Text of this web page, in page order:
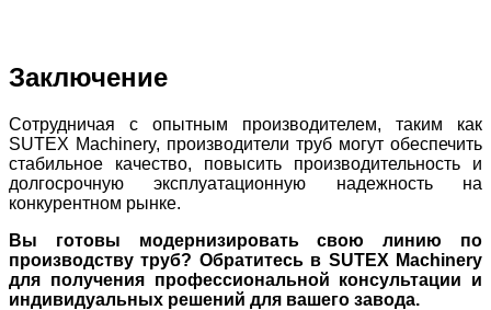
Заключение
Сотрудничая с опытным производителем, таким как
SUTEX Machinery, производители труб могут обеспечить
стабильное качество, повысить производительность и
долгосрочную эксплуатационную надежность на
конкурентном рынке.
Вы готовы модернизировать свою линию по
производству труб? Обратитесь в SUTEX Machinery
для получения профессиональной консультации и
индивидуальных решений для вашего завода.